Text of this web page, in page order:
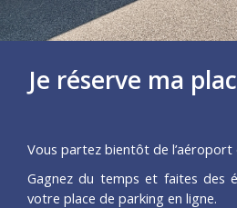
Je réserve ma
Vous partez bientôt de l’aéroport
Gagnez du temps et faites des
votre place de parking en ligne.